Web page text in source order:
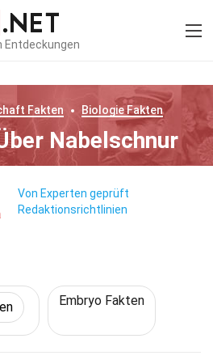
Entdeckungen
Fakten BiologieFakten
Nabelschnur
Von Experten geprüft
Redaktionsrichtlinien
Embryo Fakten